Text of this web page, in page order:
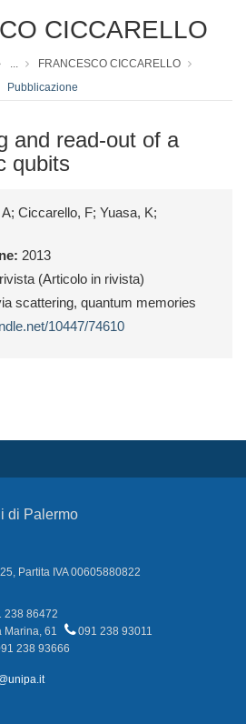
CICCARELLO
...
FRANCESCO CICCARELLO
Pubblicazione
and read-out of a
qubits
Ciccarello, F; Yuasa, K;
2013
(Articolo in rivista)
scattering, quantum memories
10447/74610
di Palermo
Partita IVA 00605880822
238 86472
Marina, 61
091 238 93011
238 93666